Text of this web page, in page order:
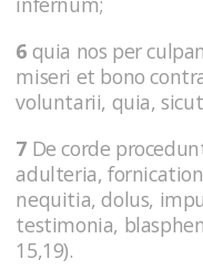
6 quia nos per
miseri et bono
voluntarii, quia,
7 De corde
adulteria,
nequitia, dolus,
testimonia,
15,19).